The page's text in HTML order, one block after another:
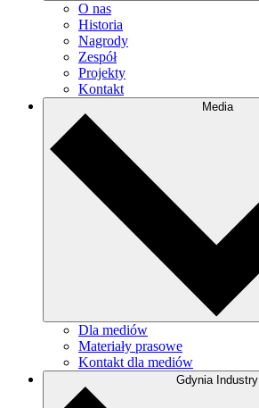
O nas
Historia
Nagrody
Zespół
Projekty
Kontakt
Media
Dla mediów
Materiały prasowe
Kontakt dla mediów
Gdynia Industry